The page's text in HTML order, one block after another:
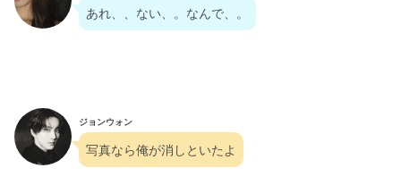
あれ、、ない、。なんで、。
ジョンウォン
写真なら俺が消しといたよ